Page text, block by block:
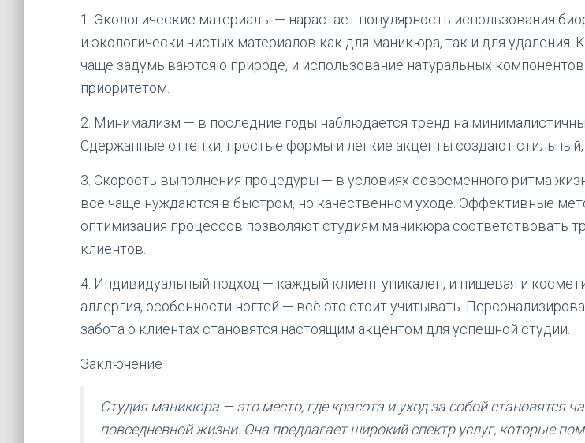
1. Экологические материалы — нарастает популярность использования
и экологически чистых материалов как для маникюра, так и для удаления.
чаще задумываются о природе, и использование натуральных компонентов
приоритетом.
2. Минимализм — в последние годы наблюдается тренд на
Сдержанные оттенки, простые формы и легкие акценты создают
3. Скорость выполнения процедуры — в условиях современного ритма
все чаще нуждаются в быстром, но качественном уходе. Эффективные
оптимизация процессов позволяют студиям маникюра соответствовать
клиентов.
4. Индивидуальный подход — каждый клиент уникален, и пищевая и
аллергия, особенности ногтей — всё это стоит учитывать.
забота о клиентах становятся настоящим акцентом для успешной студии.
Заключение
Студия маникюра — это место, где красота и уход за собой становятся
повседневной жизни. Она предлагает широкий спектр услуг, которые